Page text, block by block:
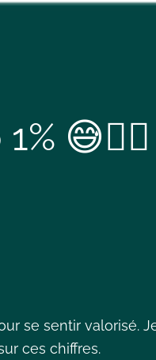
😅🤷‍♀️
se sentir valorisé.
ces chiffres.